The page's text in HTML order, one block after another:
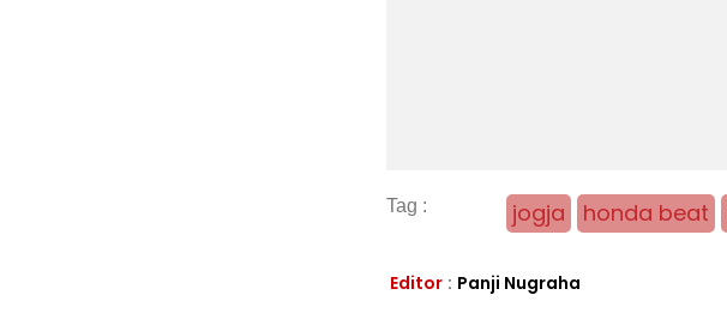
jogja honda beat
Editor : Panji Nugraha